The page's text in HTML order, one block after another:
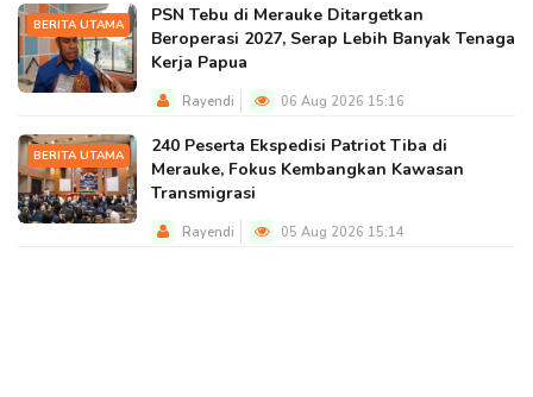
BERITA UTAMA
PSN Tebu di Merauke Ditargetkan
Beroperasi 2027, Serap Lebih Banyak Tenaga
Kerja Papua
Rayendi 06 Aug 2026 15:16
BERITA UTAMA
240 Peserta Ekspedisi Patriot Tiba di
Merauke, Fokus Kembangkan Kawasan
Transmigrasi
Rayendi 05 Aug 2026 15:14